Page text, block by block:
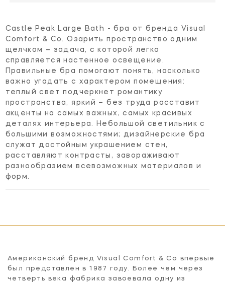
Castle Peak Large Bath - бра от бренда Visual
Comfort & Co. Озарить пространство одним
щелчком – задача, с которой легко
справляется настенное освещение.
Правильные бра помогают понять, насколько
важно угадать с характером помещения:
теплый свет подчеркнет романтику
пространства, яркий – без труда расставит
акценты на самых важных, самых красивых
деталях интерьера. Небольшой светильник с
большими возможностями; дизайнерские бра
служат достойным украшением стен,
расставляют контрасты, завораживают
разнообразием всевозможных материалов и
форм.
Американский бренд Visual Comfort & Co впервые
был представлен в 1987 году. Более чем через
четверть века фабрика завоевала одну из